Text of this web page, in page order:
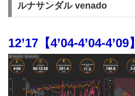
ルナサンダル venado
12’17【4’04-4’04-4’09】